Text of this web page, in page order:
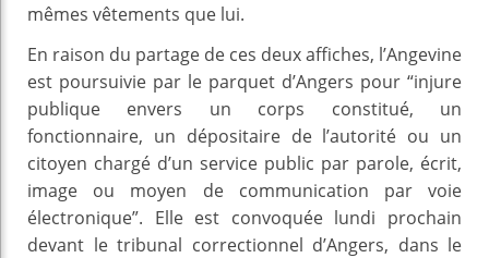
mêmes vêtements que lui.
En raison du partage de ces deux affiches, l’Angevine
est poursuivie par le parquet d’Angers pour “injure
publique envers un corps constitué, un
fonctionnaire, un dépositaire de l’autorité ou un
citoyen chargé d’un service public par parole, écrit,
image ou moyen de communication par voie
électronique”. Elle est convoquée lundi prochain
devant le tribunal correctionnel d’Angers, dans le